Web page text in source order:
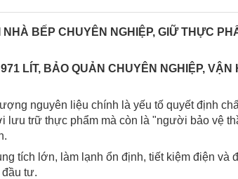
BẾP CHUYÊN NGHIỆP, GIỮ THỰC
LÍT, BẢO QUẢN CHUYÊN NGHIỆP, VẬN
nguyên liệu chính là yếu tố quyết định
lưu trữ thực phẩm mà còn là "người bảo vệ
tích lớn, làm lạnh ổn định, tiết kiệm điện và
tư.